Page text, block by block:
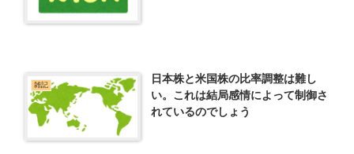
雑記
日本株と米国株の比率調整は難し
い。これは結局感情によって制御さ
れているのでしょう